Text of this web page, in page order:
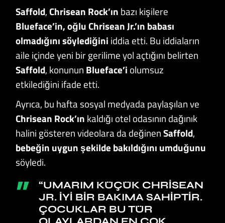
Saffold,Chrisean Rock’ın bazı kişilere
Blueface’in, oğlu Chrisean Jr.’ın babası
olmadığını söylediğini iddia etti. Bu iddiaların
aile içinde yeni bir gerilime yol açtığını belirten
Saffold, konunun Blueface’i olumsuz
etkilediğini ifade etti.
Ayrıca, bu hafta sosyal medyada paylaşılan ve
Chrisean Rock’ın kaldığı otel odasının dağınık
halini gösteren videolara da değinenSaffold,
bebeğin uygun şekilde bakıldığını umduğunu
söyledi.
“UMARIM KÜÇÜK CHRISEAN
JR. IYI BIR BAKIMA SAHIPTIR.
ÇOCUKLAR BU TÜR